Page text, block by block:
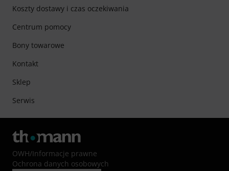
Koszty dostawy i czas oczekiwania
Centrum pomocy
Bony towarowe
Kontakt
Sklep
Serwis
OWH/Informacje prawne
Ochrona danych osobowych